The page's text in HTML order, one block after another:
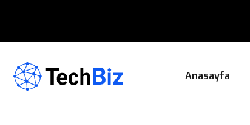
Anasayfa